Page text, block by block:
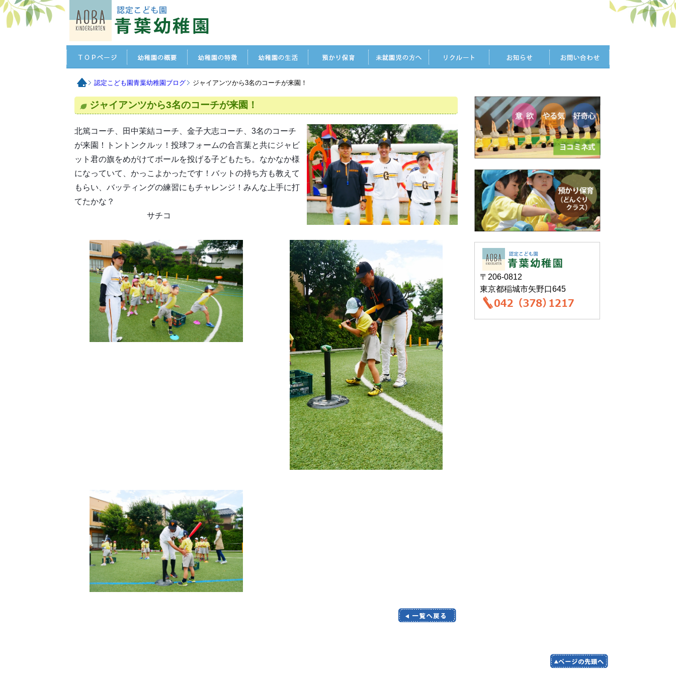
認定こども園青葉幼稚園ブログ ジャイアンツから3名のコーチが来園！
ジャイアンツから3名のコーチが来園！
北篤コーチ、田中茉結コーチ、金子大志コーチ、3名のコーチ
が来園！トントンクルッ！投球フォームの合言葉と共にジャビ
ット君の旗をめがけてボールを投げる子どもたち。なかなか様
になっていて、かっこよかったです！バットの持ち方も教えて
もらい、バッティングの練習にもチャレンジ！みんな上手に打
てたかな？
サチコ
〒206-0812
東京都稲城市矢野口645